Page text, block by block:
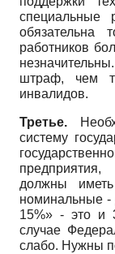
специальные
обязательна
работников
штраф, чем
инвалидов.
Третье.
систему
должны
номинальные -
15%» - это и
случае
слабо. Нужны